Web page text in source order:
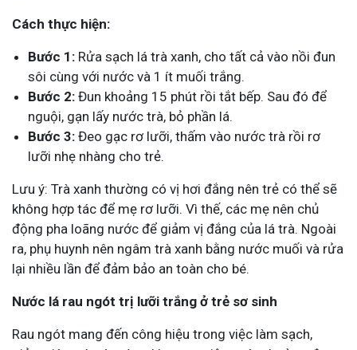
Cách thực hiện:
Bước 1: Rửa sạch lá trà xanh, cho tất cả vào nồi đun
sôi cùng với nước và 1 ít muối trắng.
Bước 2: Đun khoảng 15 phút rồi tắt bếp. Sau đó để
nguội, gạn lấy nước trà, bỏ phần lá.
Bước 3: Đeo gạc rơ lưỡi, thấm vào nước trà rồi rơ
lưỡi nhẹ nhàng cho trẻ.
Lưu ý: Trà xanh thường có vị hơi đắng nên trẻ có thể sẽ
không hợp tác để mẹ rơ lưỡi. Vì thế, các mẹ nên chủ
động pha loãng nước để giảm vị đắng của lá trà. Ngoài
ra, phụ huynh nên ngâm trà xanh bằng nước muối và rửa
lại nhiều lần để đảm bảo an toàn cho bé.
Nước lá rau ngót trị lưỡi trắng ở trẻ sơ sinh
Rau ngót mang đến công hiệu trong việc làm sạch,